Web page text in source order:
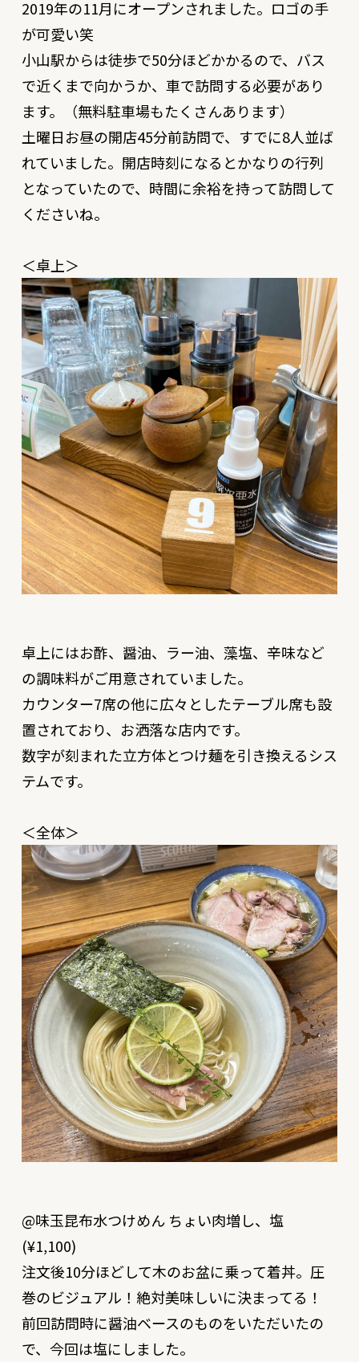
2019年の11月にオープンされました。ロゴの手
が可愛い笑
小山駅からは徒歩で50分ほどかかるので、バス
で近くまで向かうか、車で訪問する必要があり
ます。（無料駐車場もたくさんあります）
土曜日お昼の開店45分前訪問で、すでに8人並ば
れていました。開店時刻になるとかなりの行列
となっていたので、時間に余裕を持って訪問して
くださいね。
＜卓上＞
卓上にはお酢、醤油、ラー油、藻塩、辛味など
の調味料がご用意されていました。
カウンター7席の他に広々としたテーブル席も設
置されており、お洒落な店内です。
数字が刻まれた立方体とつけ麺を引き換えるシス
テムです。
＜全体＞
@味玉昆布水つけめん ちょい肉増し、塩
(¥1,100)
注文後10分ほどして木のお盆に乗って着丼。圧
巻のビジュアル！絶対美味しいに決まってる！
前回訪問時に醤油ベースのものをいただいたの
で、今回は塩にしました。